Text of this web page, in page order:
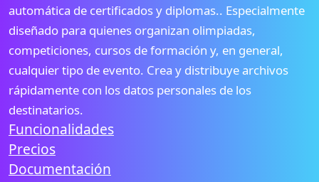
automática de certificados y diplomas.. Especialmente
diseñado para quienes organizan olimpiadas,
competiciones, cursos de formación y, en general,
cualquier tipo de evento. Crea y distribuye archivos
rápidamente con los datos personales de los
destinatarios.
Funcionalidades
Precios
Documentación